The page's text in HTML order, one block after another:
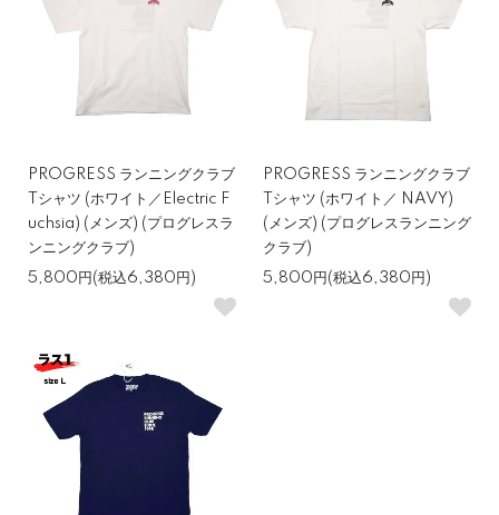
PROGRESS ランニングクラブ
Tシャツ (ホワイト／Electric F
uchsia) (メンズ) (プログレスラ
ンニングクラブ)
5,800円(税込6,380円)
PROGRESS ランニングクラブ
Tシャツ (ホワイト／ NAVY)
(メンズ) (プログレスランニング
クラブ)
5,800円(税込6,380円)